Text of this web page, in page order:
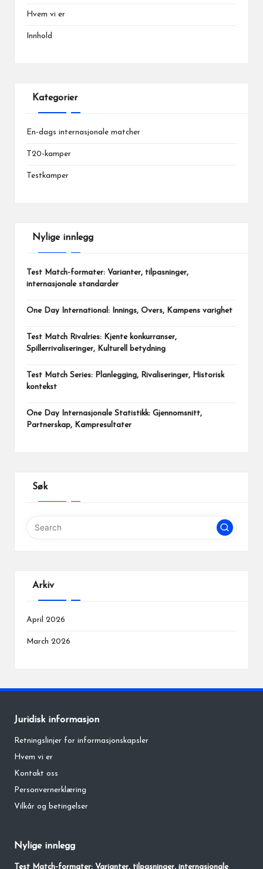
Hvem vi er
Innhold
Kategorier
En-dags internasjonale matcher
T20-kamper
Testkamper
Nylige innlegg
Test Match-formater: Varianter, tilpasninger,
internasjonale standarder
One Day International: Innings, Overs, Kampens varighet
Test Match Rivalries: Kjente konkurranser,
Spillerrivaliseringer, Kulturell betydning
Test Match Series: Planlegging, Rivaliseringer, Historisk
kontekst
One Day Internasjonale Statistikk: Gjennomsnitt,
Partnerskap, Kampresultater
Søk
Arkiv
April 2026
March 2026
Juridisk informasjon
Retningslinjer for informasjonskapsler
Hvem vi er
Kontakt oss
Personvernerklæring
Vilkår og betingelser
Nylige innlegg
Test Match-formater: Varianter, tilpasninger, internasjonale